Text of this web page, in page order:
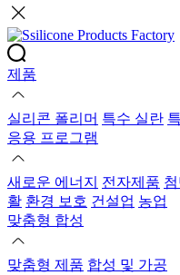
제품
실리콘 폴리머 특수 실란
응용 프로그램
새로운 에너지 전자제품
활 환경 보호 건설업 농업
맞춤형 합성
맞춤형 제품 합성 및 가공